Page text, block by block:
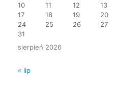
sierpień 2026
10
11 12 13
17
18 19 20
24
25 26 27
31
« lip